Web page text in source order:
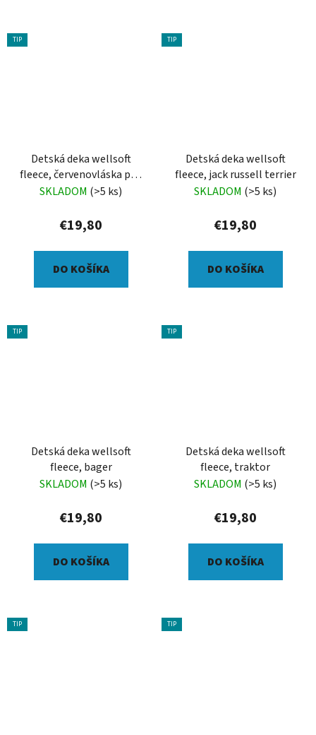
TIP
Detská deka wellsoft
fleece, červenovláska pod
veľkým kvetom
SKLADOM (>5 ks)
€19,80
DO KOŠÍKA
TIP
Detská deka wellsoft
fleece, jack russell terrier
SKLADOM (>5 ks)
€19,80
DO KOŠÍKA
TIP
Detská deka wellsoft
fleece, bager
SKLADOM (>5 ks)
€19,80
DO KOŠÍKA
TIP
Detská deka wellsoft
fleece, traktor
SKLADOM (>5 ks)
€19,80
DO KOŠÍKA
TIP TIP